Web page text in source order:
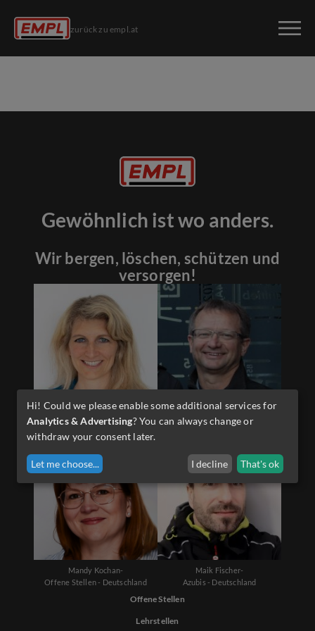
zurück zu empl.at
Gewöhnlich ist wo anders.
Wir bergen, löschen, schützen und
versorgen!
Offene Stellen
Lehrstellen
Diana Schwarzenauer-
Martin Sporer-
Mandy Kochan-
Offene Stellen - Deutschland
Maik Fischer-
Azubis - Deutschland
Hi! Could we please enable some additional services for
Analytics & Advertising? You can always change or
withdraw your consent later.
Let me choose... I decline That's ok